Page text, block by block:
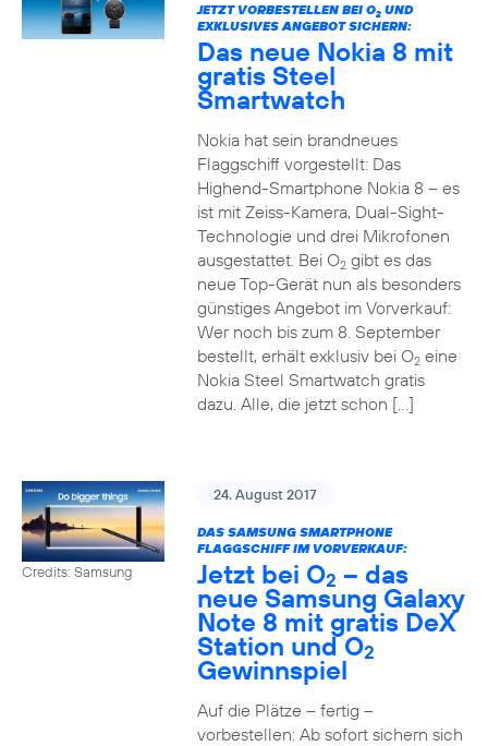
JETZT VORBESTELLEN BEI O2UND
EXKLUSIVES ANGEBOT SICHERN:
Das neue Nokia 8 mit
gratis Steel
Smartwatch
Nokia hat sein brandneues
Flaggschiff vorgestellt: Das
Highend-Smartphone Nokia 8 – es
ist mit Zeiss-Kamera, Dual-Sight-
Technologie und drei Mikrofonen
ausgestattet. Bei O2gibt es das
neue Top-Gerät nun als besonders
günstiges Angebot im Vorverkauf:
Wer noch bis zum 8. September
bestellt, erhält exklusiv bei O2eine
Nokia Steel Smartwatch gratis
dazu. Alle, die jetzt schon […]
Credits: Samsung
24. August 2017
DAS SAMSUNG SMARTPHONE
FLAGGSCHIFF IM VORVERKAUF:
Jetzt bei O2 – das
neue Samsung Galaxy
Note 8 mit gratis DeX
Station und O2
Gewinnspiel
Auf die Plätze – fertig –
vorbestellen: Ab sofort sichern sich